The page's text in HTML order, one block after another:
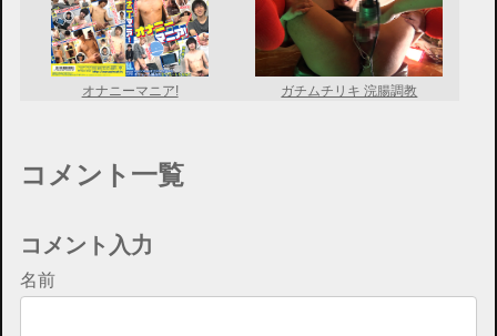
オナニーマニア! ガチムチリキ 浣腸調教
コメント一覧
コメント入力
名前